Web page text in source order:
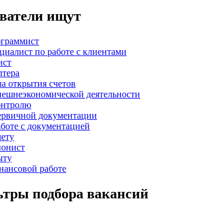
ищут
по работе с клиентами
открытия счетов
деятельности
документации
с документацией
работе
подбора вакансий